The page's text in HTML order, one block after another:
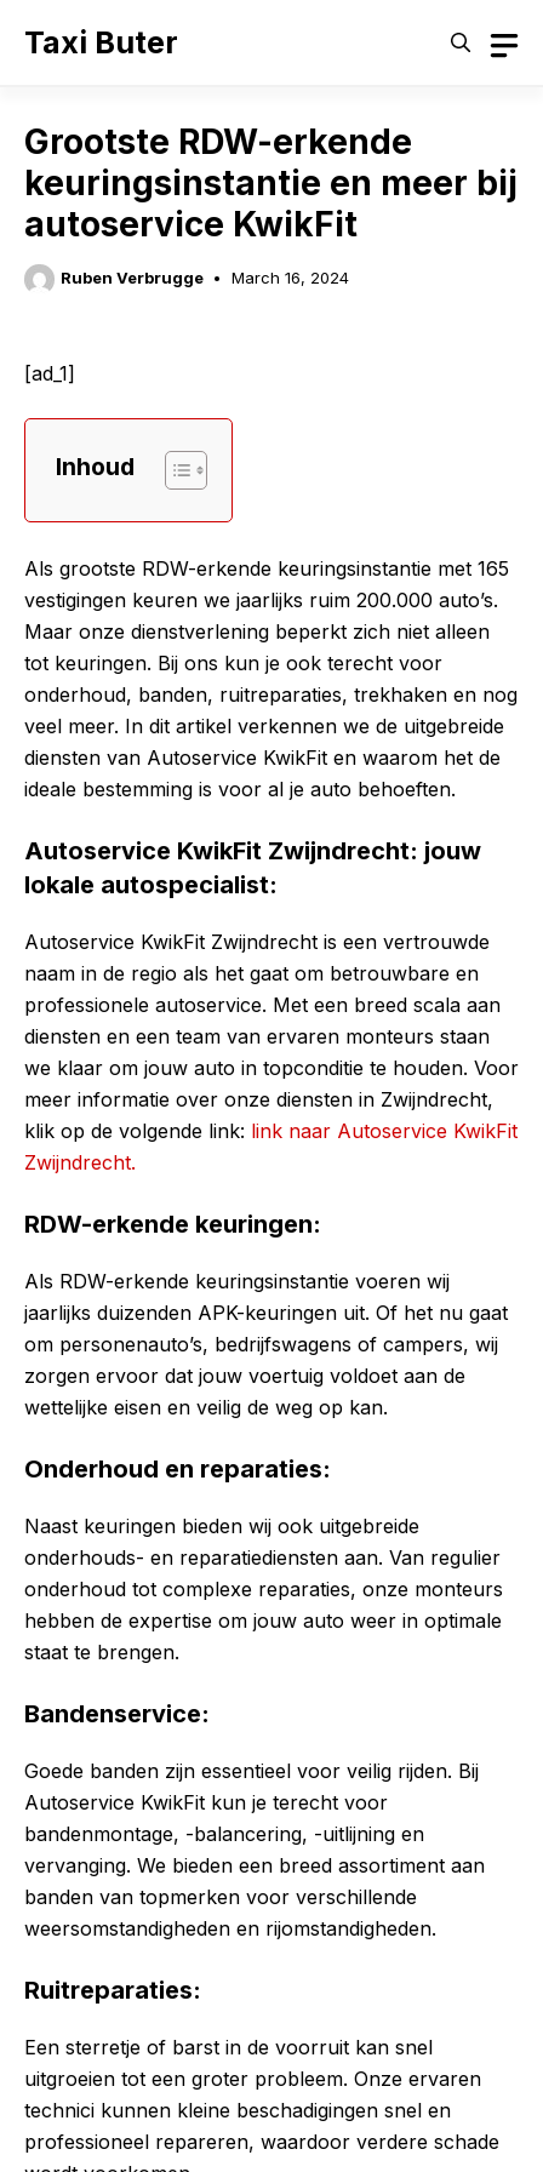
Taxi Buter
Grootste RDW-erkende
keuringsinstantie en meer bij
autoservice KwikFit
Ruben Verbrugge March 16, 2024
[ad_1]
Inhoud
Als grootste RDW-erkende keuringsinstantie met 165
vestigingen keuren we jaarlijks ruim 200.000 auto’s.
Maar onze dienstverlening beperkt zich niet alleen
tot keuringen. Bij ons kun je ook terecht voor
onderhoud, banden, ruitreparaties, trekhaken en nog
veel meer. In dit artikel verkennen we de uitgebreide
diensten van Autoservice KwikFit en waarom het de
ideale bestemming is voor al je auto behoeften.
Autoservice KwikFit Zwijndrecht: jouw
lokale autospecialist:
Autoservice KwikFit Zwijndrecht is een vertrouwde
naam in de regio als het gaat om betrouwbare en
professionele autoservice. Met een breed scala aan
diensten en een team van ervaren monteurs staan
we klaar om jouw auto in topconditie te houden. Voor
meer informatie over onze diensten in Zwijndrecht,
klik op de volgende link: link naar Autoservice KwikFit
Zwijndrecht.
RDW-erkende keuringen:
Als RDW-erkende keuringsinstantie voeren wij
jaarlijks duizenden APK-keuringen uit. Of het nu gaat
om personenauto’s, bedrijfswagens of campers, wij
zorgen ervoor dat jouw voertuig voldoet aan de
wettelijke eisen en veilig de weg op kan.
Onderhoud en reparaties:
Naast keuringen bieden wij ook uitgebreide
onderhouds- en reparatiediensten aan. Van regulier
onderhoud tot complexe reparaties, onze monteurs
hebben de expertise om jouw auto weer in optimale
staat te brengen.
Bandenservice:
Goede banden zijn essentieel voor veilig rijden. Bij
Autoservice KwikFit kun je terecht voor
bandenmontage, -balancering, -uitlijning en
vervanging. We bieden een breed assortiment aan
banden van topmerken voor verschillende
weersomstandigheden en rijomstandigheden.
Ruitreparaties:
Een sterretje of barst in de voorruit kan snel
uitgroeien tot een groter probleem. Onze ervaren
technici kunnen kleine beschadigingen snel en
professioneel repareren, waardoor verdere schade